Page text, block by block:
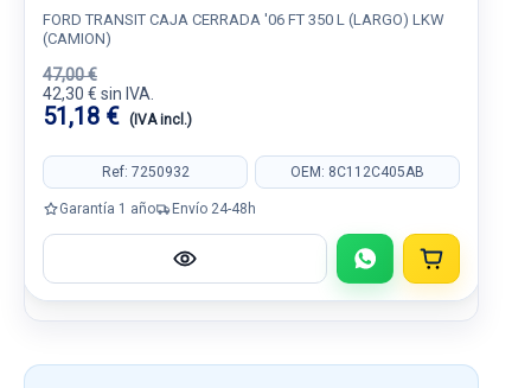
FORD TRANSIT CAJA CERRADA '06 FT 350 L (LARGO) LKW
(CAMION)
47,00 €
42,30 € sin IVA.
51,18 € (IVA incl.)
Ref: 7250932 OEM: 8C112C405AB
Garantía 1 año Envío 24-48h